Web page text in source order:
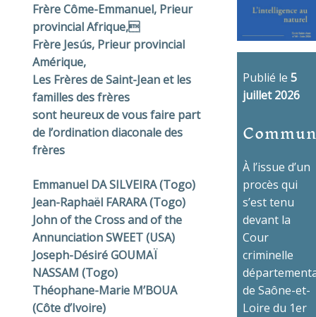
Frère Côme-Emmanuel, Prieur
provincial Afrique,
Frère Jesús, Prieur provincial
Amérique,
Les Frères de Saint-Jean et les
familles des frères
sont heureux de vous faire part
de l’ordination diaconale des
frères
Emmanuel DA SILVEIRA (Togo)
Jean-Raphaël FARARA (Togo)
John of the Cross and of the
Annunciation SWEET (USA)
Joseph-Désiré GOUMAÏ
NASSAM (Togo)
Théophane-Marie M’BOUA
(Côte d’Ivoire)
Publié le 5
juillet 2026
À l’issue d’un
procès qui
s’est tenu
devant la
Cour
criminelle
de Saône-et-
Loire du 1er